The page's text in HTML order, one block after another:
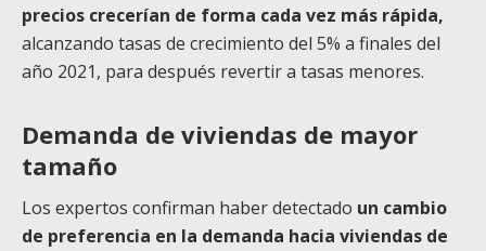
precios crecerían de forma cada vez más rápida,
alcanzando tasas de crecimiento del 5% a finales del
año 2021, para después revertir a tasas menores.
Demanda de viviendas de mayor
tamaño
Los expertos confirman haber detectado un cambio
de preferencia en la demanda hacia viviendas de